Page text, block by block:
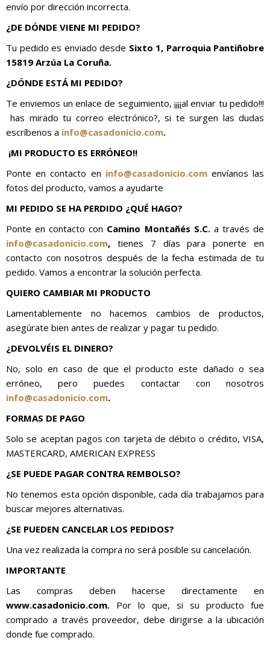
envío por dirección incorrecta.
¿DE DÓNDE VIENE MI PEDIDO?
Tu pedido es enviado desde Sixto 1, Parroquia Pantiñobre
15819 Arzúa La Coruña.
¿DÓNDE ESTÁ MI PEDIDO?
Te enviemos un enlace de seguimiento, ¡¡¡¡al enviar tu pedido!!!
has mirado tu correo electrónico?, si te surgen las dudas
escríbenos a info@casadonicio.com.
¡MI PRODUCTO ES ERRÓNEO!!
Ponte en contacto en info@casadonicio.comenvíanos las
fotos del producto, vamos a ayudarte
MI PEDIDO SE HA PERDIDO ¿QUÉ HAGO?
Ponte en contacto con Camino Montañés S.C.a través de
info@casadonicio.com, tienes 7 días para ponerte en
contacto con nosotros después de la fecha estimada de tu
pedido. Vamos a encontrar la solución perfecta.
QUIERO CAMBIAR MI PRODUCTO
Lamentablemente no hacemos cambios de productos,
asegúrate bien antes de realizar y pagar tu pedido.
¿DEVOLVÉIS EL DINERO?
No, solo en caso de que el producto este dañado o sea
erróneo, pero puedes contactar con nosotros
info@casadonicio.com.
FORMAS DE PAGO
Solo se aceptan pagos con tarjeta de débito o crédito, VISA,
MASTERCARD, AMERICAN EXPRESS
¿SE PUEDE PAGAR CONTRA REMBOLSO?
No tenemos esta opción disponible, cada día trabajamos para
buscar mejores alternativas.
¿SE PUEDEN CANCELAR LOS PEDIDOS?
Una vez realizada la compra no será posible su cancelación.
IMPORTANTE
Las compras deben hacerse directamente en
www.casadonicio.com. Por lo que, si su producto fue
comprado a través proveedor, debe dirigirse a la ubicación
donde fue comprado.